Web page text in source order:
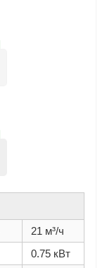
21 м³/ч
0.75 кВт